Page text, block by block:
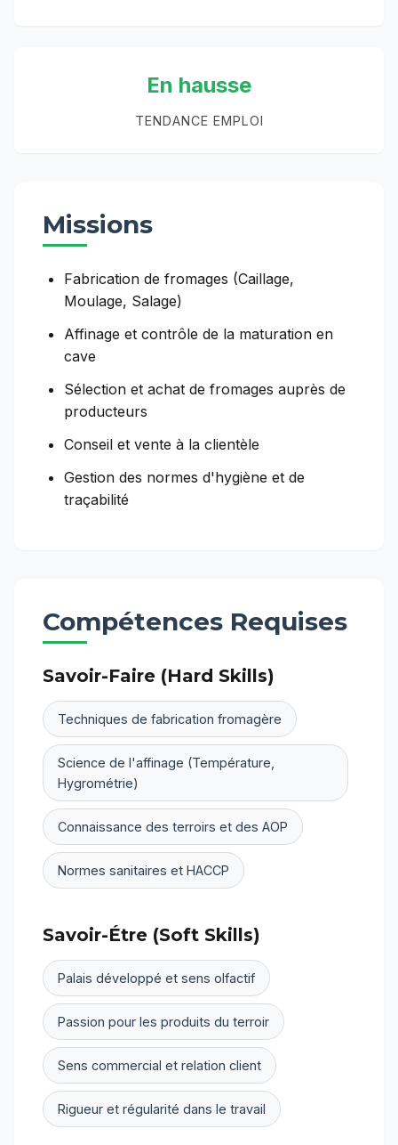
En hausse
TENDANCE EMPLOI
Missions
Fabrication de fromages (Caillage,
Moulage, Salage)
Affinage et contrôle de la maturation en
cave
Sélection et achat de fromages auprès de
producteurs
Conseil et vente à la clientèle
Gestion des normes d'hygiène et de
traçabilité
Compétences Requises
Savoir-Faire (Hard Skills)
Techniques de fabrication fromagère
Science de l'affinage (Température,
Hygrométrie)
Connaissance des terroirs et des AOP
Normes sanitaires et HACCP
Savoir-Étre (Soft Skills)
Palais développé et sens olfactif
Passion pour les produits du terroir
Sens commercial et relation client
Rigueur et régularité dans le travail